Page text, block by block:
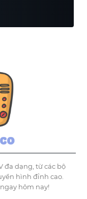
đa dạng, từ các bộ
hình đỉnh cao.
hôm nay!